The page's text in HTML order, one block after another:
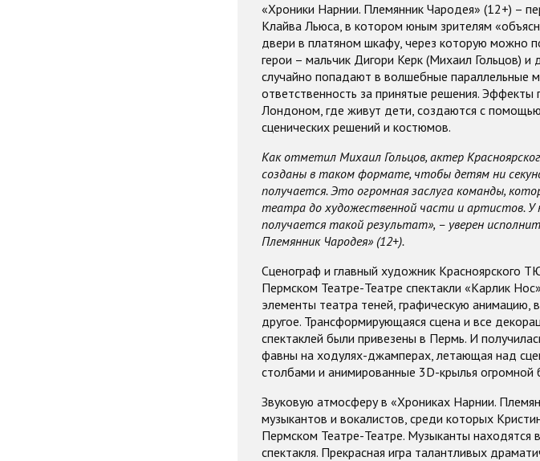
«Хроники Нарнии. Племянник Чародея» (12+) –
Клайва Льюса, в котором юным зрителям
двери в платяном шкафу, через которую можно
герои – мальчик Дигори Керк (Михаил Гольцов)
случайно попадают в волшебные параллельные
ответственность за принятые решения.
Лондоном, где живут дети, создаются с
сценических решений и костюмов.
Как отметил Михаил Гольцов, актер
созданы в таком формате, чтобы детям ни
получается. Это огромная заслуга команды,
театра до художественной части и артистов. У
получается такой результат», – уверен
Племянник Чародея» (12+).
Сценограф и главный художник Красноярского
Пермском Театре-Театре спектакли «Карлик
элементы театра теней, графическую анимацию,
другое. Трансформирующаяся сцена и все
спектаклей были привезены в Пермь. И
фавны на ходулях-джамперах, летающая над
столбами и анимированные 3D-крылья
Звуковую атмосферу в «Хрониках Нарнии.
музыкантов и вокалистов, среди которых
Пермском Театре-Театре. Музыканты находятся
спектакля. Прекрасная игра талантливых